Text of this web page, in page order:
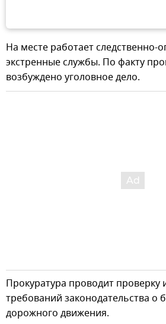
На месте работает следственно-
экстренные службы. По факту
возбуждено уголовное дело.
Прокуратура проводит проверку
требований законодательства о
дорожного движения.